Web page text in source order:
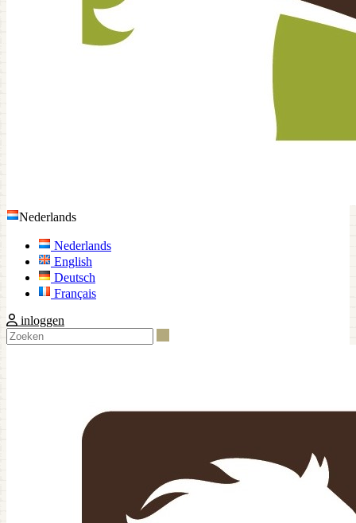
Nederlands
Nederlands
English
Deutsch
Français
inloggen